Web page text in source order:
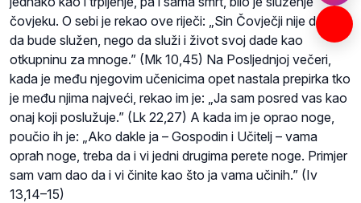
čovjeku. O sebi je rekao ove riječi: „Sin Čovječji nije došao
da bude služen, nego da služi i život svoj dade kao
otkupninu za mnoge.” (Mk 10,45) Na Posljednjoj večeri,
kada je među njegovim učenicima opet nastala prepirka tko
je među njima najveći, rekao im je: „Ja sam posred vas kao
onaj koji poslužuje.” (Lk 22,27) A kada im je oprao noge,
poučio ih je: „Ako dakle ja – Gospodin i Učitelj – vama
oprah noge, treba da i vi jedni drugima perete noge. Primjer
sam vam dao da i vi činite kao što ja vama učinih.” (Iv
13,14–15)